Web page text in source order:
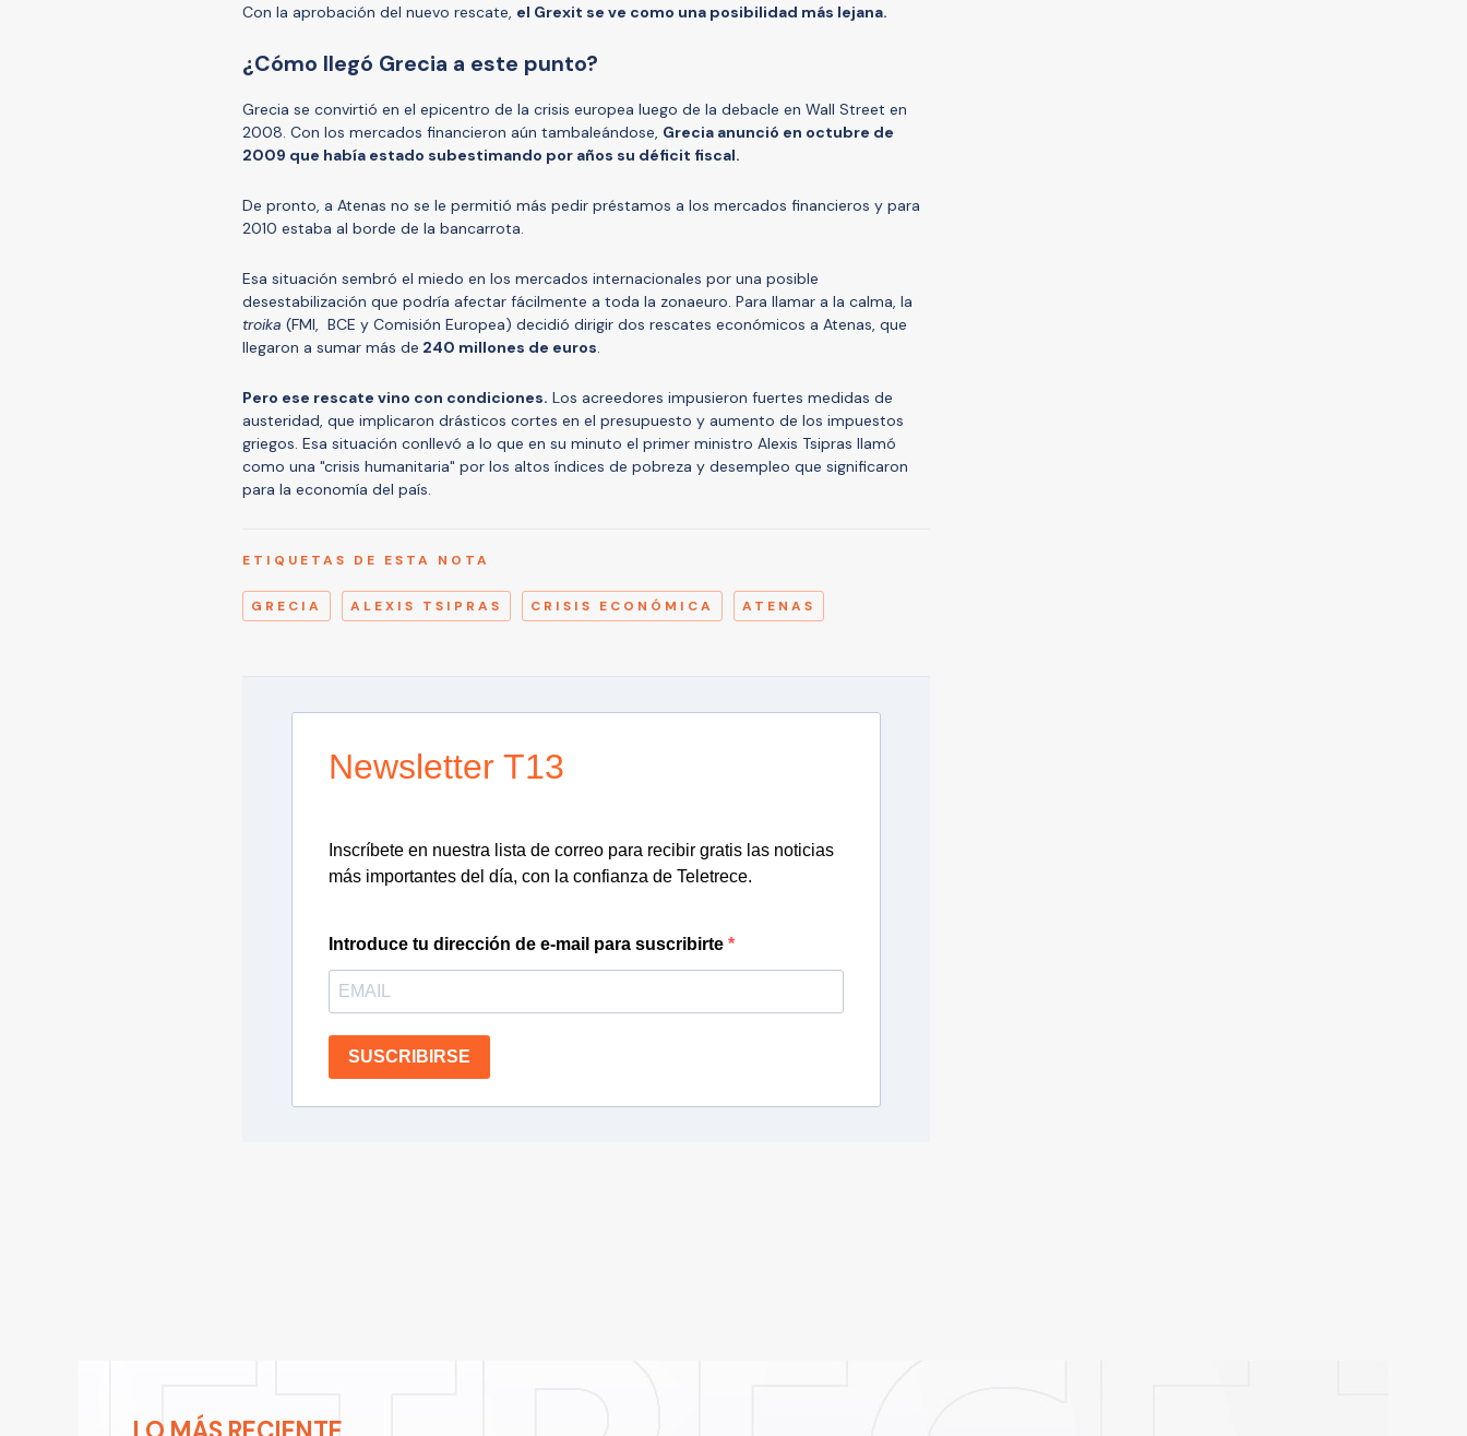
Con la aprobación del nuevo rescate, el Grexit se ve como una posibilidad más lejana.
¿Cómo llegó Grecia a este punto?
Grecia se convirtió en el epicentro de la crisis europea luego de la debacle en Wall Street en
2008. Con los mercados financieron aún tambaleándose, Grecia anunció en octubre de
2009 que había estado subestimando por años su déficit fiscal.
De pronto, a Atenas no se le permitió más pedir préstamos a los mercados financieros y para
2010 estaba al borde de la bancarrota.
Esa situación sembró el miedo en los mercados internacionales por una posible
desestabilización que podría afectar fácilmente a toda la zonaeuro. Para llamar a la calma, la
troika (FMI, BCE y Comisión Europea) decidió dirigir dos rescates económicos a Atenas, que
llegaron a sumar más de 240 millones de euros.
Pero ese rescate vino con condiciones. Los acreedores impusieron fuertes medidas de
austeridad, que implicaron drásticos cortes en el presupuesto y aumento de los impuestos
griegos. Esa situación conllevó a lo que en su minuto el primer ministro Alexis Tsipras llamó
como una "crisis humanitaria" por los altos índices de pobreza y desempleo que significaron
para la economía del país.
ETIQUETAS DE ESTA NOTA
GRECIA ALEXIS TSIPRAS CRISIS ECONÓMICA ATENAS
Newsletter T13
Inscríbete en nuestra lista de correo para recibir gratis las noticias
más importantes del día, con la confianza de Teletrece.
Introduce tu dirección de e-mail para suscribirte
SUSCRIBIRSE